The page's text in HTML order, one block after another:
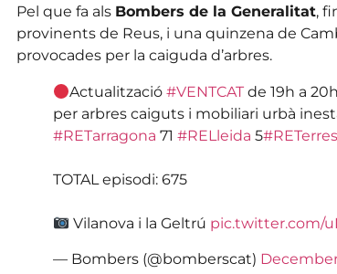
Pel que fa als Bombers de la Generalitat,
provinents de Reus, i una quinzena de
provocades per la caiguda d’arbres.
Actualització#VENTCAT de 19h a
per arbres caiguts i mobiliari urbà
#RETarragona 71 #RELleida 5
TOTAL episodi: 675
Vilanova i la Geltrú pic.twitter.com/
— Bombers (@bomberscat)